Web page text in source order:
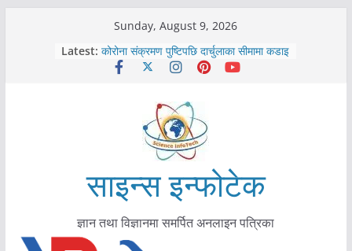
Sunday, August 9, 2026
Latest: काभ्रेपलाञ्चोकमा आयुर्वेद स्वास्थ्योपचारतर्फ
आकर्षण बढ्दै
कोरोना संक्रमण पुष्टिपछि दार्चुलाका सीमामा कडाइ
मकवानपुरमा खोरेत रोग विरुद्धको खोप लगाउन
आयुर्वेद चिकित्सा प्रणालीको भूमिका महत्वपूर्ण छ :
साइन्स इन्फोटेक
ज्ञान तथा विज्ञानमा समर्पित अनलाइन पत्रिका